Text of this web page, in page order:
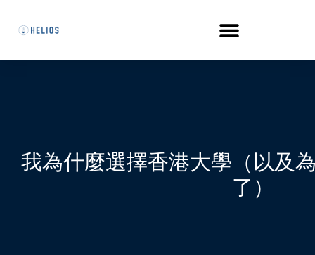
我為什麼選擇香港大學（以及
了）